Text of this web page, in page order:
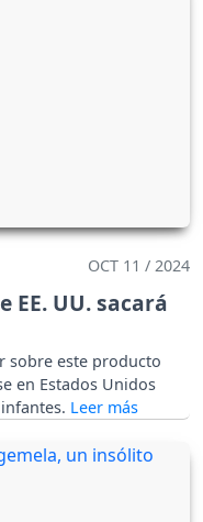
OCT 11 / 2024
EE. UU. sacará
sobre este producto
en Estados Unidos